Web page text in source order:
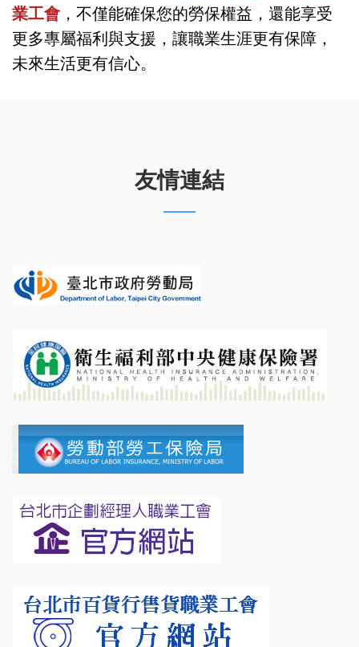
業工會 ，不僅能確保您的勞保權益，還能享受
更多專屬福利與支援，讓職業生涯更有保障，
未來生活更有信心。
友情連結